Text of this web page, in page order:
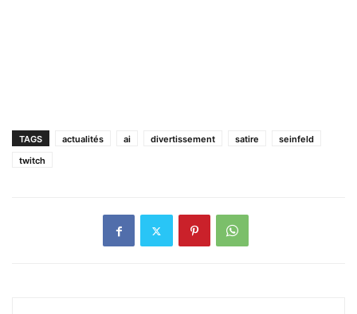
TAGS actualités ai divertissement satire
seinfeld
twitch